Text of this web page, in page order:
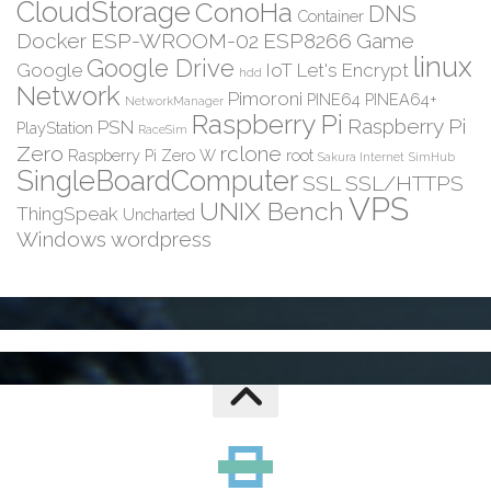
CloudStorageConoHa Container DNS
Docker ESP-WROOM-02 ESP8266 Game
Google Google Drive hdd IoT Let's Encrypt linux
Network NetworkManager Pimoroni PINE64 PINEA64+
PlayStation PSN RaceSim Raspberry Pi Raspberry Pi
Zero Raspberry Pi Zero W rclone root Sakura Internet SimHub
SingleBoardComputer SSL SSL/HTTPS
ThingSpeak Uncharted UNIX Bench VPS
Windows wordpress